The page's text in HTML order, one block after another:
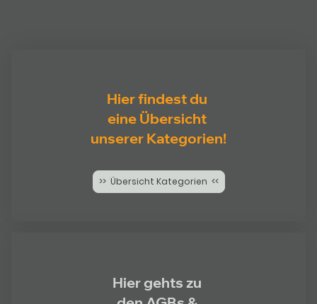
Hier findest du
eine Übersicht
unserer Kategorien!
>> Übersicht Kategorien <<
Hier gehts zu